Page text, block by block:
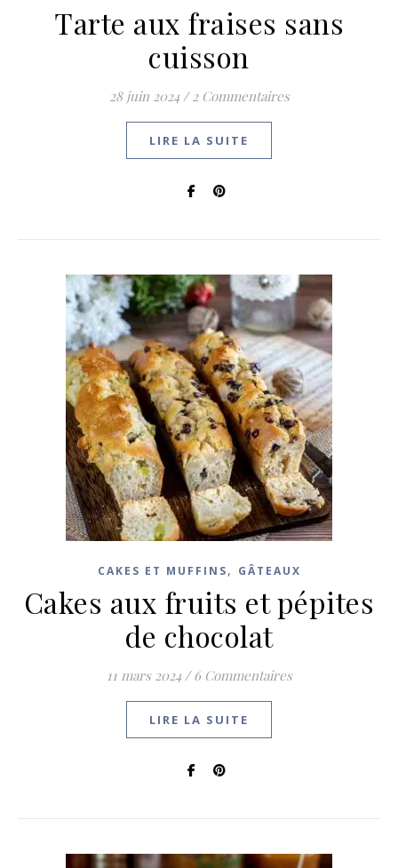
Tarte aux fraises sans
cuisson
28 juin 2024 / 2 Commentaires
LIRE LA SUITE
CAKES ET MUFFINS, GÂTEAUX
Cakes aux fruits et pépites
de chocolat
11 mars 2024 / 6 Commentaires
LIRE LA SUITE